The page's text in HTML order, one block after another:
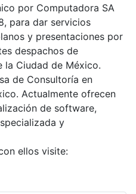
por Computadora SA
para dar servicios
y presentaciones por
despachos de
la Ciudad de México.
de Consultoría en
Actualmente ofrecen
de software,
y
ellos visite: